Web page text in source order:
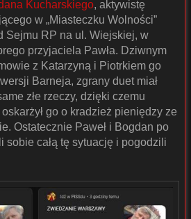
Kucharskiego, aktywistę
w „Miasteczku Wolności”
Sejmu RP na ul. Wiejskiej, w
przyjaciela Pawła. Dziwnym
z Katarzyną i Piotrkiem go
Barneja, zgrany duet miał
złe rzeczy, dzięki czemu
go o kradzież pieniędzy ze
Ostatecznie Paweł i Bogdan po
sobie całą tę sytuację i pogodzili